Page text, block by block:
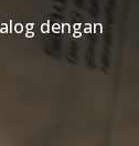
dengan